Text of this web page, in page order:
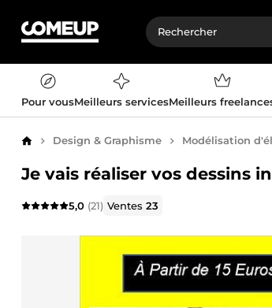
Pour vousMeilleurs servicesMeilleurs
AccueilDesign & Graphisme Modélisation
Je vais réaliser vos dessins
5,0 (21) Ventes23